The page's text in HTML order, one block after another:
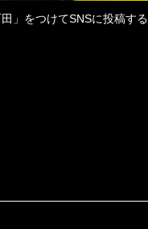
」をつけてSNSに投稿する